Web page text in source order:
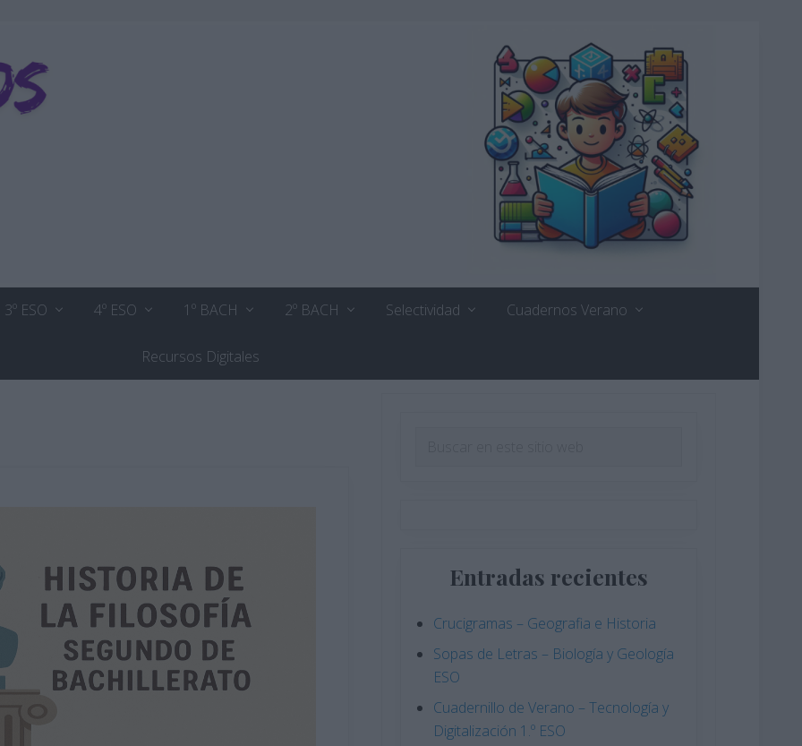
3º ESO 4º ESO 1º BACH 2º BACH Selectividad Cuadernos Verano
Recursos Digitales
Entradas recientes
Crucigramas – Geografia e Historia
Sopas de Letras – Biología y Geología
ESO
Cuadernillo de Verano – Tecnología y
Digitalización 1.º ESO